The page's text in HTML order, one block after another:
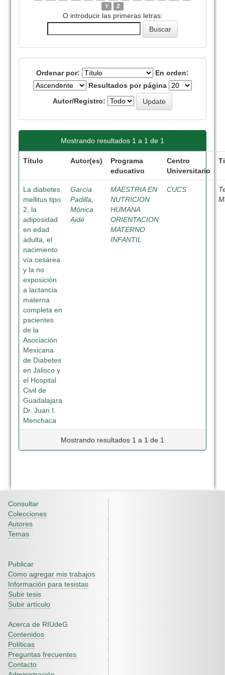
Y
Z
O introducir las primeras letras:
Ordenar por:
En orden:
Resultados por página
Autor/Registro:
Mostrando resultados 1 a 1 de 1
Título Autor(es)
Programa
educativo
Centro
Universitario
La diabetes
mellitus tipo
2, la
adiposidad
en edad
adulta, el
nacimiento
vía cesárea
y la no
exposición
a lactancia
materna
completa en
pacientes
de la
Asociación
Mexicana
de Diabetes
en Jalisco y
el Hospital
Civil de
Guadalajara
Dr. Juan I.
Menchaca
García
Padilla,
Mónica
Aidé
MAESTRIA EN
NUTRICION
HUMANA
ORIENTACION
MATERNO
INFANTIL
CUCS
Mostrando resultados 1 a 1 de 1
Consultar
Colecciones
Autores
Temas
Publicar
Como agregar mis trabajos
Información para tesistas
Subir tesis
Subir artículo
Acerca de RIUdeG
Contenidos
Políticas
Preguntas frecuentes
Contacto